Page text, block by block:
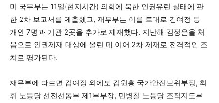
미 국무부는 11일(현지시간) 의회에 북한 인권유린 실태에 관
한 2차 보고서를 제출했고, 재무부는 이를 토대로 김여정 등
개인 7명과 기관 2곳을 추가로 제재했다. 지난해 김정은을 처
음으로 인권제재 대상에 올린 데 이어 2차 제재로 전격적인 조
치로 평가된다.
재무부에 따르면 김여정 외에도 김원홍 국가안전보위부장, 최
휘 노동당 선전선동부 제1부부장, 민병철 노동당 조직지도부